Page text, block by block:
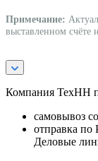
Примечание:
выставленном счёте
Компания ТехНН
самовывоз
отправка по
Деловые